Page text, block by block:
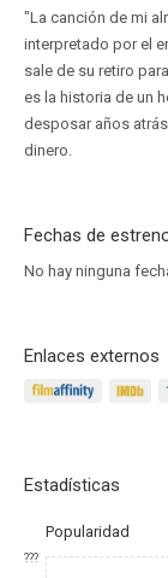
"La canción de mi
interpretado por el
sale de su retiro
es la historia de un
desposar años
dinero.
Fechas de
No hay ninguna
Enlaces externos
Estadísticas
Popularidad
???